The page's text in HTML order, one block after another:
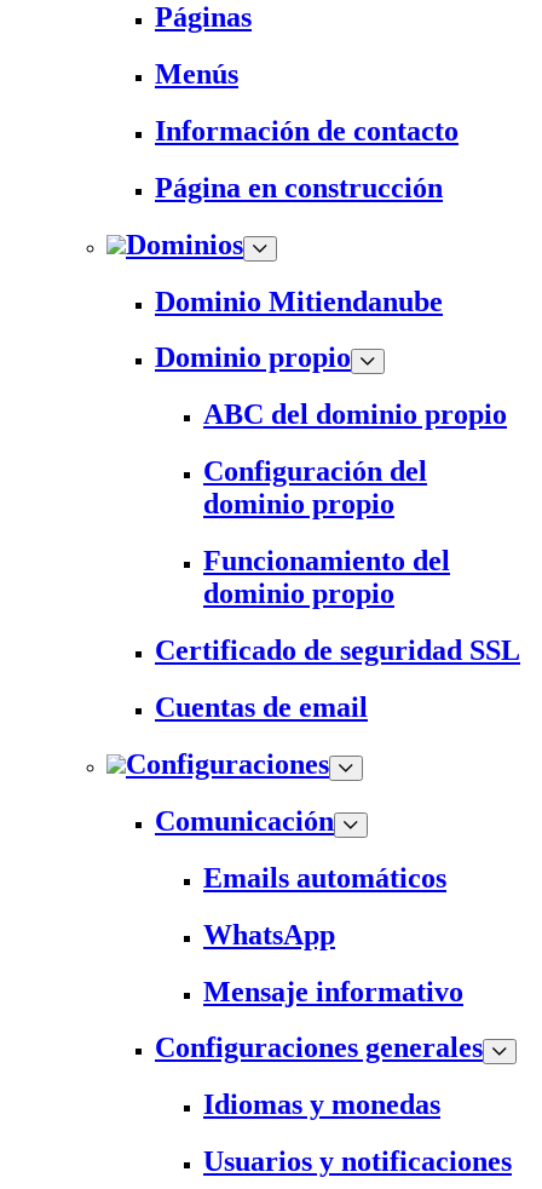
Páginas
Menús
Información de contacto
Página en construcción
Dominios
Dominio Mitiendanube
Dominio propio
ABC del dominio propio
Configuración del
dominio propio
Funcionamiento del
dominio propio
Certificado de seguridad SSL
Cuentas de email
Configuraciones
Comunicación
Emails automáticos
WhatsApp
Mensaje informativo
Configuraciones generales
Idiomas y monedas
Usuarios y notificaciones